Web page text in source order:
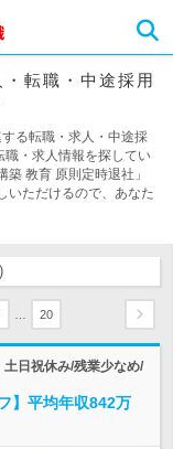
転職・中途採用
る転職・求人・中途採
職・求人情報を探してい
教育 原則定時退社」
いただけるので、あなた
20
日祝休み/残業少なめ/
】平均年収842万